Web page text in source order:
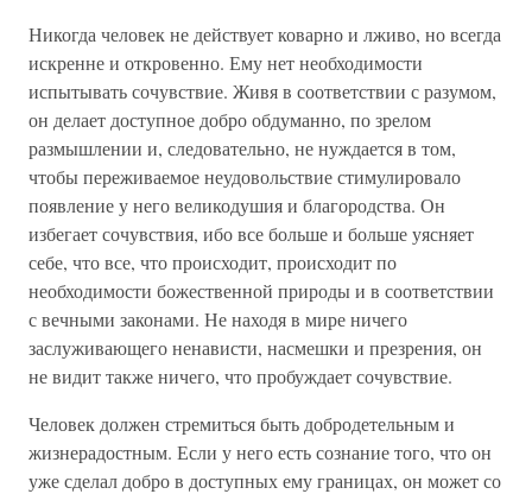
Никогда человек не действует коварно и лживо, но всегда
искренне и откровенно. Ему нет необходимости
испытывать сочувствие. Живя в соответствии с разумом,
он делает доступное добро обдуманно, по зрелом
размышлении и, следовательно, не нуждается в том,
чтобы переживаемое неудовольствие стимулировало
появление у него великодушия и благородства. Он
избегает сочувствия, ибо все больше и больше уясняет
себе, что все, что происходит, происходит по
необходимости божественной природы и в соответствии
с вечными законами. Не находя в мире ничего
заслуживающего ненависти, насмешки и презрения, он
не видит также ничего, что пробуждает сочувствие.
Человек должен стремиться быть добродетельным и
жизнерадостным. Если у него есть сознание того, что он
уже сделал добро в доступных ему границах, он может со